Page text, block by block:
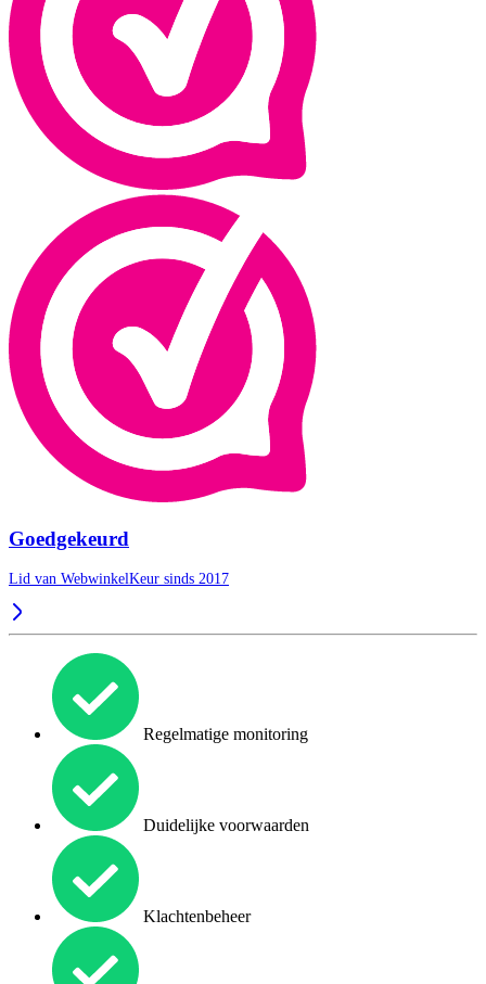
Goedgekeurd
Lid van WebwinkelKeur sinds 2017
Regelmatige monitoring
Duidelijke voorwaarden
Klachtenbeheer